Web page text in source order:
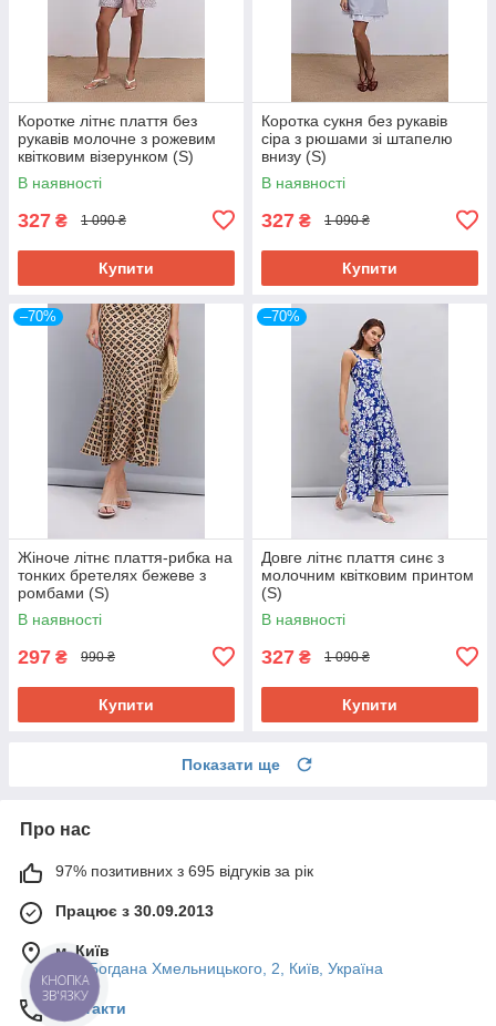
Коротке літнє плаття без
рукавів молочне з рожевим
квітковим візерунком (S)
В наявності
327 ₴ 1 090 ₴
Купити
Коротка сукня без рукавів
сіра з рюшами зі штапелю
внизу (S)
В наявності
327 ₴ 1 090 ₴
Купити
–70%
Жіноче літнє плаття-рибка на
тонких бретелях бежеве з
ромбами (S)
В наявності
297 ₴ 990 ₴
Купити
–70%
Довге літнє плаття синє з
молочним квітковим принтом
(S)
В наявності
327 ₴ 1 090 ₴
Купити
Показати ще
Про нас
97% позитивних з 695 відгуків за рік
Працює з 30.09.2013
м. Київ
вул. Богдана Хмельницького, 2, Київ, Україна
Контакти
КНОПКА
ЗВ'ЯЗКУ